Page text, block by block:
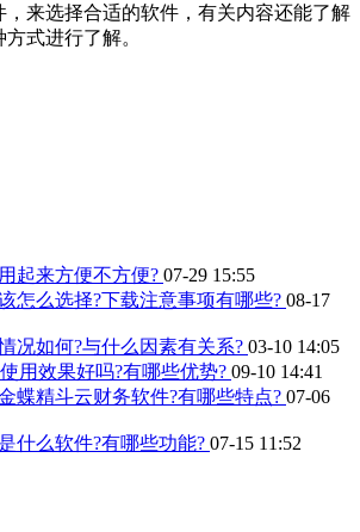
，来选择合适的软件，有关内容还能了解
式进行了解。
起来方便不方便? 07-29 15:55
怎么选择?下载注意事项有哪些? 08-17
况如何?与什么因素有关系? 03-10 14:05
用效果好吗?有哪些优势? 09-10 14:41
蝶精斗云财务软件?有哪些特点? 07-06
什么软件?有哪些功能? 07-15 11:52